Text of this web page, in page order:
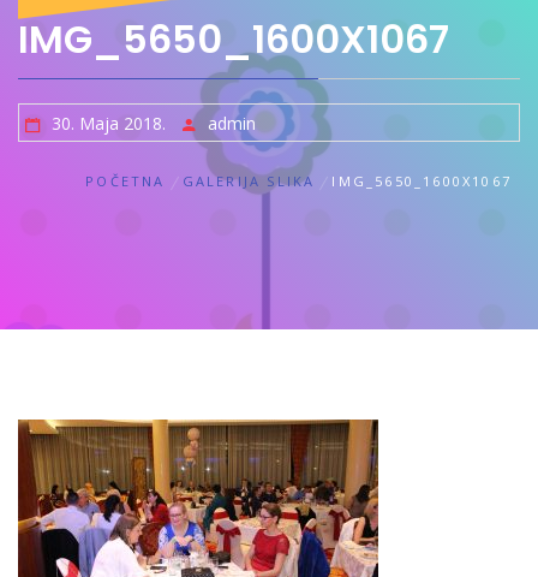
IMG_5650_1600X1067
30. Maja 2018. admin
POČETNA GALERIJA SLIKA IMG_5650_1600X1067